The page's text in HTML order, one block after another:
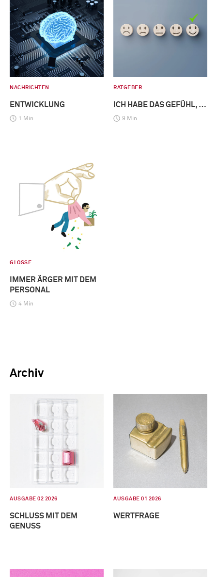
NACHRICHTEN
ENTWICKLUNG
1 Min
RATGEBER
ICH HABE DAS GEFÜHL, …
9 Min
GLOSSE
IMMER ÄRGER MIT DEM
PERSONAL
4 Min
Archiv
AUSGABE 02 2026
SCHLUSS MIT DEM
GENUSS
AUSGABE 01 2026
WERTFRAGE